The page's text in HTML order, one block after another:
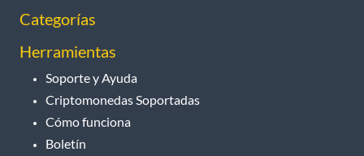
Categorías
Herramientas
Soporte y Ayuda
Criptomonedas Soportadas
Cómo funciona
Boletín